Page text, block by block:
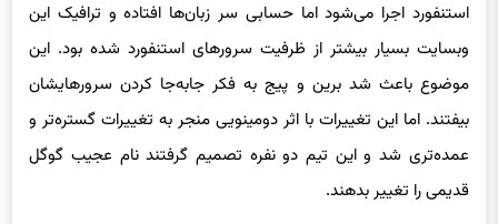
استنفورد اجرا می‌شود اما حسابی سر زبان‌ها افتاده و ترافیک این
وبسایت بسیار بیشتر از ظرفیت سرورهای استنفورد شده بود. این
موضوع باعث شد برین و پیج به فکر جابه‌جا کردن سرورهایشان
بیفتند. اما این تغییرات با اثر دومینویی منجر به تغییرات گستره‌تر و
عمده‌تری شد و این تیم دو نفره تصمیم گرفتند نام عجیب گوگل
قدیمی را تغییر بدهند.